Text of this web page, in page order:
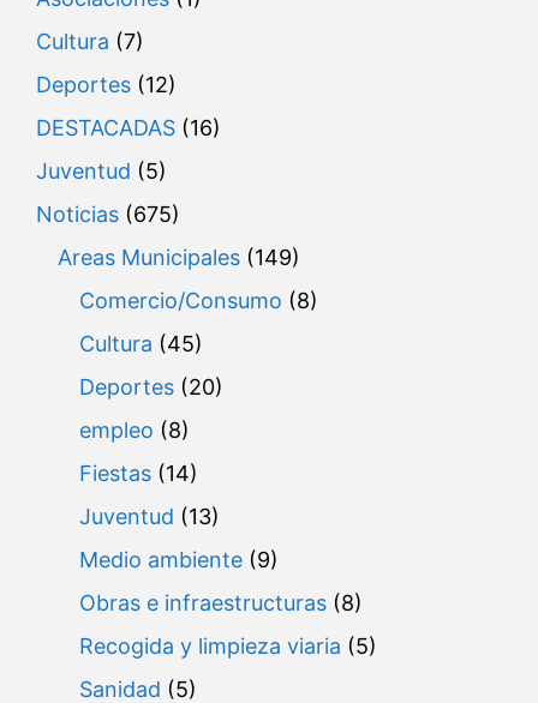
Cultura (7)
Deportes (12)
DESTACADAS (16)
Juventud (5)
Noticias (675)
Areas Municipales (149)
Comercio/Consumo (8)
Cultura (45)
Deportes (20)
empleo (8)
Fiestas (14)
Juventud (13)
Medio ambiente (9)
Obras e infraestructuras (8)
Recogida y limpieza viaria (5)
Sanidad (5)